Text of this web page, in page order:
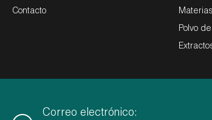
Contacto
Polvo
Correo electrónico: